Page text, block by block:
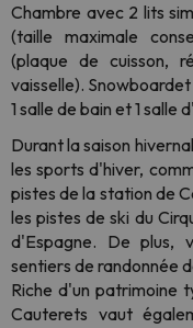
Chambre avec 2 lits
(taille maximale
(plaque de cuisson,
vaisselle). Snowboardet
1 salle de bain et 1 salle
Durant la saison
les sports d'hiver,
pistes de la station de
les pistes de ski du
d'Espagne. De plus,
sentiers de randonnée
Riche d'un patrimoine
Cauterets vaut